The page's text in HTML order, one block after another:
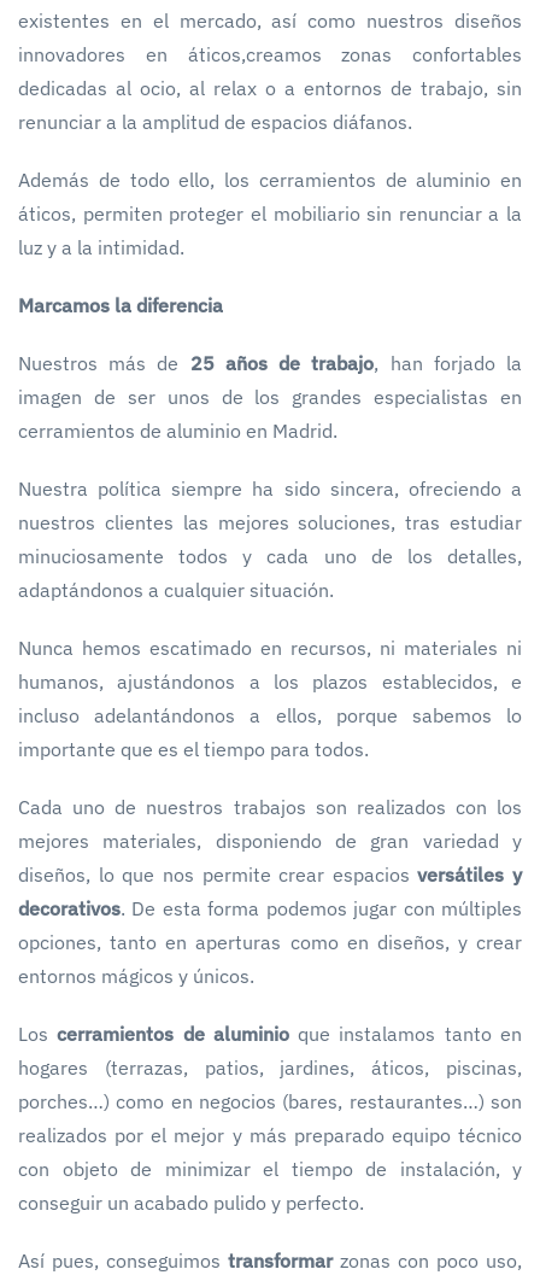
existentes en el mercado, así como nuestros diseños
innovadores en áticos,creamos zonas confortables
dedicadas al ocio, al relax o a entornos de trabajo, sin
renunciar a la amplitud de espacios diáfanos.
Además de todo ello, los cerramientos de aluminio en
áticos, permiten proteger el mobiliario sin renunciar a la
luz y a la intimidad.
Marcamos la diferencia
Nuestros más de 25 años de trabajo, han forjado la
imagen de ser unos de los grandes especialistas en
cerramientos de aluminio en Madrid.
Nuestra política siempre ha sido sincera, ofreciendo a
nuestros clientes las mejores soluciones, tras estudiar
minuciosamente todos y cada uno de los detalles,
adaptándonos a cualquier situación.
Nunca hemos escatimado en recursos, ni materiales ni
humanos, ajustándonos a los plazos establecidos, e
incluso adelantándonos a ellos, porque sabemos lo
importante que es el tiempo para todos.
Cada uno de nuestros trabajos son realizados con los
mejores materiales, disponiendo de gran variedad y
diseños, lo que nos permite crear espaciosversátiles y
decorativos. De esta forma podemos jugar con múltiples
opciones, tanto en aperturas como en diseños, y crear
entornos mágicos y únicos.
Loscerramientos de aluminioque instalamos tanto en
hogares (terrazas, patios, jardines, áticos, piscinas,
porches…) como en negocios (bares, restaurantes…) son
realizados por el mejor y más preparado equipo técnico
con objeto de minimizar el tiempo de instalación, y
conseguir un acabado pulido y perfecto.
Así pues, conseguimos transformarzonas con poco uso,